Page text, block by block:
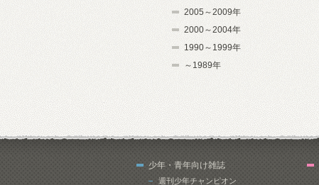
2005～2009年
2000～2004年
1990～1999年
～1989年
少年・青年向け雑誌
週刊少年チャンピオン